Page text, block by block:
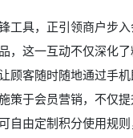
工具，正引领商户步
，这一互动不仅深化
顾客随时随地通过手
策于会员营销，不仅
自由定制积分使用规